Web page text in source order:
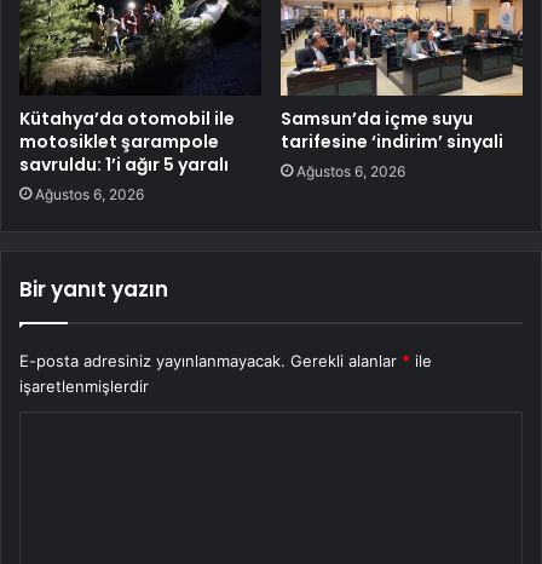
Kütahya’da otomobil ile
motosiklet şarampole
savruldu: 1’i ağır 5 yaralı
Ağustos 6, 2026
Samsun’da içme suyu
tarifesine ‘indirim’ sinyali
Ağustos 6, 2026
Bir yanıt yazın
E-posta adresiniz yayınlanmayacak. Gerekli alanlar * ile
işaretlenmişlerdir